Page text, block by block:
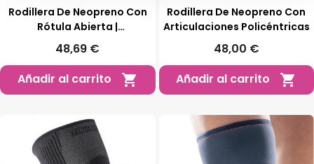
Rodillera De Neopreno Con
Rótula Abierta |
Estabilizadores Laterales
48,69 €
Añadir al carrito

Rodillera De Neopreno Con
Articulaciones Policéntricas
48,00 €
Añadir al carrito
